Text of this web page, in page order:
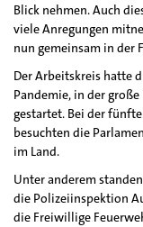
Blick nehmen. Auch
viele Anregungen
nun gemeinsam in der
Der Arbeitskreis hatte
Pandemie, in der
gestartet. Bei der
besuchten die
im Land.
Unter anderem
die Polizeiinspektion
die Freiwillige